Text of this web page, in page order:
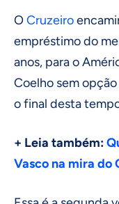
OCruzeiro
empréstimo do
anos, para o
Coelho sem
o final desta
+ Leia também:
Vasco na mira do